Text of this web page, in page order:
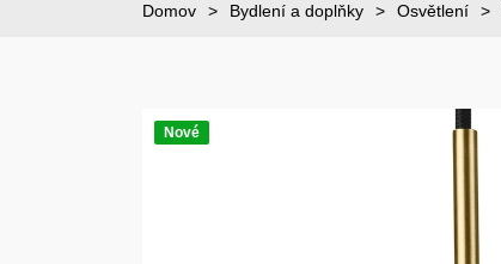
Domov Bydlení a doplňky Osvětlení
Nové